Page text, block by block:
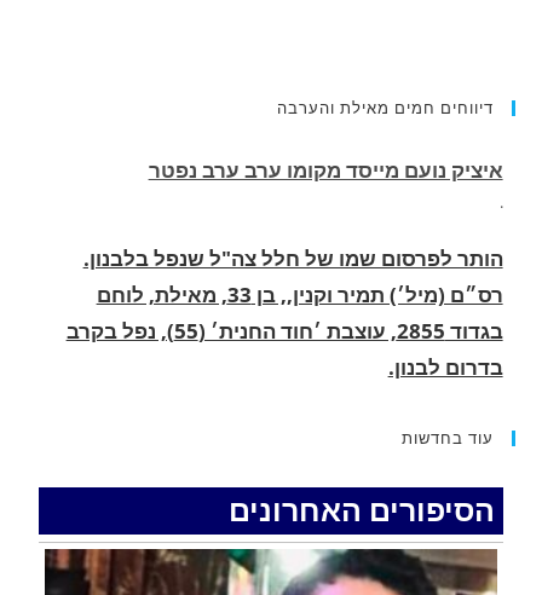
דיווחים חמים מאילת והערבה
הותר לפרסום שמו של חלל צה"ל שנפל בלבנון.
בגדוד 2855, עוצבת ׳חוד החנית׳ (55), נפל בקרב
בדרום לבנון.
.
החופשה המשפחתית שהפכה למסע גניבות: הוגשו
למסע גניבות באילת.
האדמה רועדת- סדרת רעידות אדמה בחצי האי סיני
עוד בחדשות
הסיפורים האחרונים